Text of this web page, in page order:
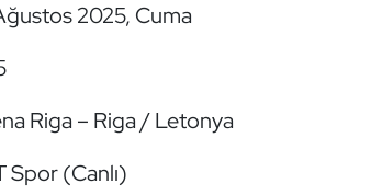
2025, Cuma
Riga – Riga / Letonya
Spor (Canlı)